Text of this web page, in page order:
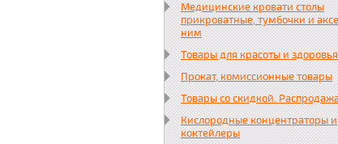
Медицинские кровати столы
прикроватные, тумбочки и
ним
Товары для красоты и здоровья
Прокат, комиссионные товары
Товары со скидкой.
Кислородные концентраторы и
коктейлеры